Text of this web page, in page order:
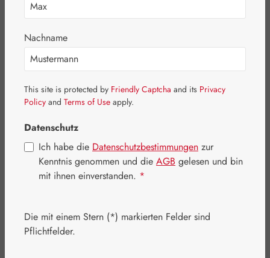
Bildergalerie überspringen
Nachname
This site is protected by Friendly Captcha and its Privacy
Policy and Terms of Use apply.
Datenschutz
Ich habe die Datenschutzbestimmungen zur
Kenntnis genommen und die AGB gelesen und bin
mit ihnen einverstanden. *
Die mit einem Stern (*) markierten Felder sind
Pflichtfelder.